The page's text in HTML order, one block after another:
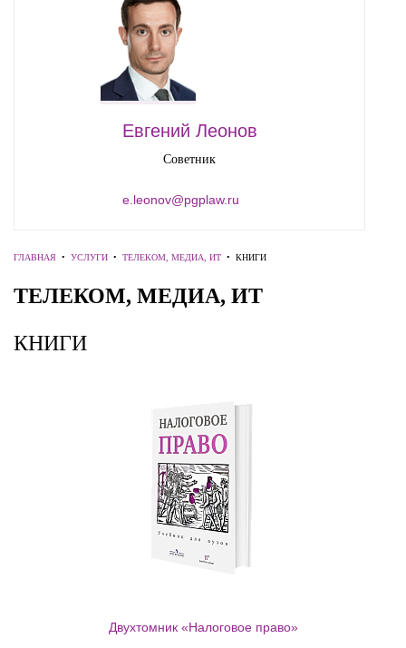
Евгений Леонов
Советник
e.leonov@pgplaw.ru
ГЛАВНАЯ • УСЛУГИ • ТЕЛЕКОМ, МЕДИА, ИТ • КНИГИ
ТЕЛЕКОМ, МЕДИА, ИТ
КНИГИ
Двухтомник «Налоговое право»